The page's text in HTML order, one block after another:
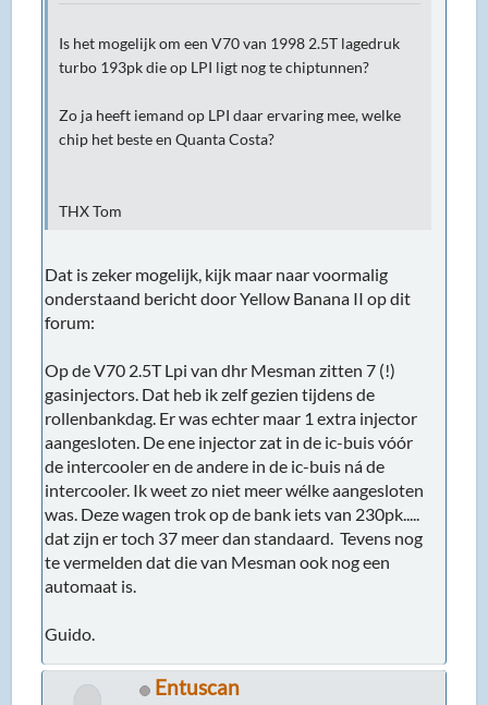
Is het mogelijk om een V70 van 1998 2.5T lagedruk
turbo 193pk die op LPI ligt nog te chiptunnen?
Zo ja heeft iemand op LPI daar ervaring mee, welke
chip het beste en Quanta Costa?
THX Tom
Dat is zeker mogelijk, kijk maar naar voormalig
onderstaand bericht door Yellow Banana II op dit
forum:
Op de V70 2.5T Lpi van dhr Mesman zitten 7 (!)
gasinjectors. Dat heb ik zelf gezien tijdens de
rollenbankdag. Er was echter maar 1 extra injector
aangesloten. De ene injector zat in de ic-buis vóór
de intercooler en de andere in de ic-buis ná de
intercooler. Ik weet zo niet meer wélke aangesloten
was. Deze wagen trok op de bank iets van 230pk.....
dat zijn er toch 37 meer dan standaard. Tevens nog
te vermelden dat die van Mesman ook nog een
automaat is.
Guido.
Entuscan